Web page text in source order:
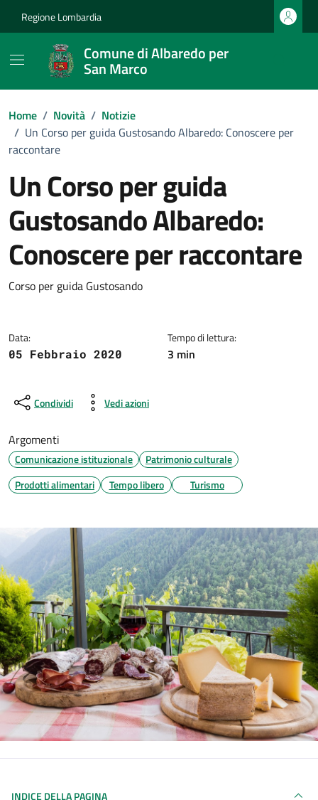
Regione Lombardia
Comune di Albaredo per
San Marco
Home / Novità / Notizie
/ Un Corso per guida Gustosando Albaredo: Conoscere per
raccontare
Un Corso per guida
Gustosando Albaredo:
Conoscere per raccontare
Dettagli della notizia
Corso per guida Gustosando
Data:
05 Febbraio 2020
Tempo di lettura:
3 min
Condividi Vedi azioni
Argomenti
Comunicazione istituzionale
Patrimonio culturale
Prodotti alimentari
Tempo libero Turismo
INDICE DELLA PAGINA